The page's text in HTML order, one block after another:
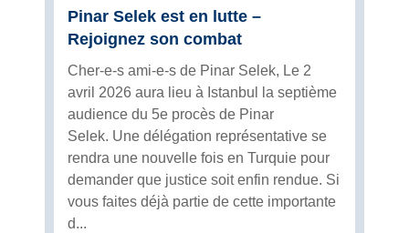
Pinar Selek est en lutte –
Rejoignez son combat
Cher-e-s ami-e-s de Pinar Selek, Le 2
avril 2026 aura lieu à Istanbul la septième
audience du 5e procès de Pinar
Selek. Une délégation représentative se
rendra une nouvelle fois en Turquie pour
demander que justice soit enfin rendue. Si
vous faites déjà partie de cette importante
d...